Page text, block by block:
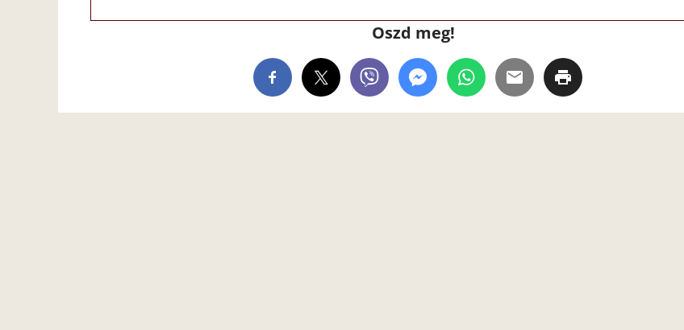
Oszd meg!